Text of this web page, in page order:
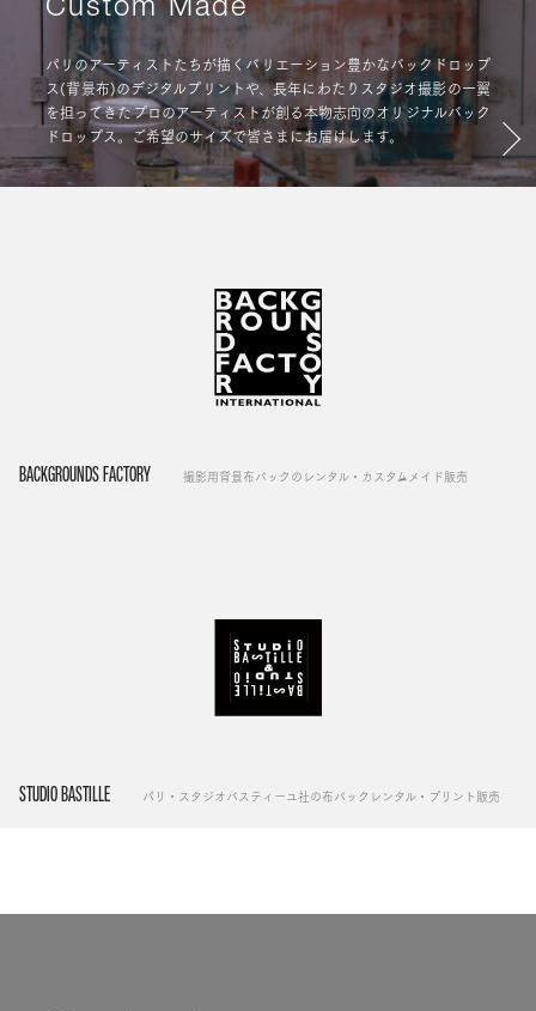
Custom Made
パリのアーティストたちが描くバリエーション豊かなバックドロップ
ス(背景布)のデジタルプリントや、長年にわたりスタジオ撮影の一翼
を担ってきたプロのアーティストが創る本物志向のオリジナルバック
ドロップス。ご希望のサイズで皆さまにお届けします。
BACKGROUNDS FACTORY 撮影用背景布バックのレンタル・カスタムメイド販売
STUDIO BASTILLE パリ・スタジオバスティーユ社の布バックレンタル・プリント販売